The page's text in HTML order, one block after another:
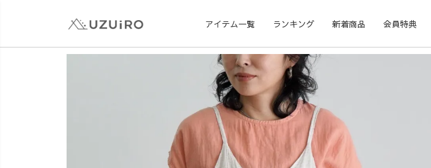
アイテム一覧 ランキング 新着商品 会員特典